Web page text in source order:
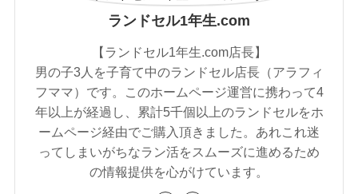
ランドセル1年生.com
【ランドセル1年生.com店長】
男の子3人を子育て中のランドセル店長（アラフィ
フママ）です。このホームページ運営に携わって4
年以上が経過し、累計5千個以上のランドセルをホ
ームページ経由でご購入頂きました。あれこれ迷
ってしまいがちなラン活をスムーズに進めるため
の情報提供を心がけています。